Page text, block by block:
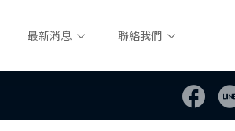
最新消息 聯絡我們